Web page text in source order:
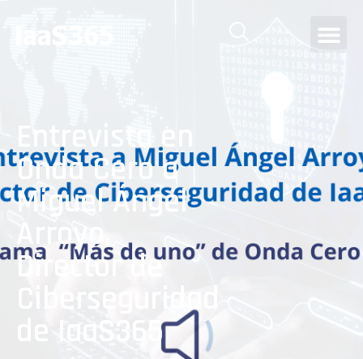
Entrevista en
Onda Cero a
Miguel Ángel
Arroyo,
Director de
Ciberseguridad
de IaaS365